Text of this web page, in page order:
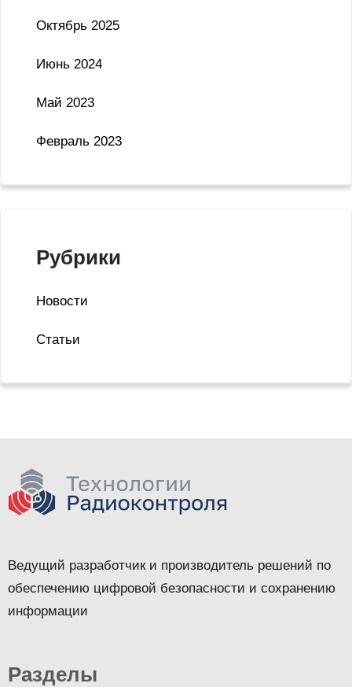
Октябрь 2025
Июнь 2024
Май 2023
Февраль 2023
Рубрики
Новости
Статьи
Ведущий разработчик и производитель решений по
обеспечению цифровой безопасности и сохранению
информации
Разделы